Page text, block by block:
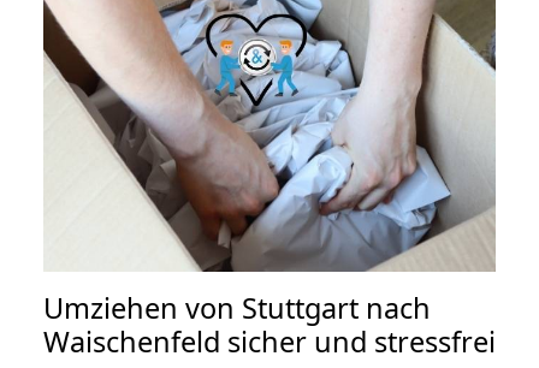
Umziehen von Stuttgart nach
Waischenfeld sicher und stressfrei